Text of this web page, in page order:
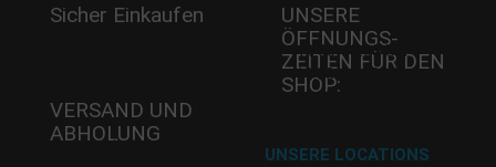
Sicher Einkaufen
VERSAND UND
ABHOLUNG
Versand mit DHL
UNSERE
ÖFFNUNGS­
ZEITEN FÜR DEN
SHOP:
Mi - 11:00-17:00 Uhr
Do -11:00-17:00 Uhr
Fr - 11:00-17:00 Uhr
UNSERE LOCATIONS